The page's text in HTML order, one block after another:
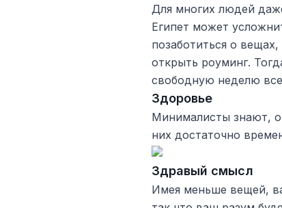
Для многих людей
Египет может
позаботиться о
открыть роуминг.
свободную неделю
Здоровье
Минималисты знают, о
них достаточно
Здравый смысл
Имея меньше вещей,